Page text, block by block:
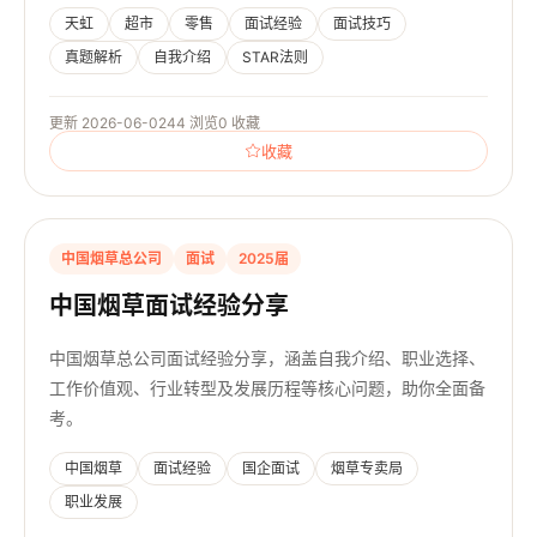
天虹 超市 零售 面试经验
面试技巧
真题解析
自我介绍 STAR法则
更新 2026-06-0244 浏览0 收藏
收藏
中国烟草总公司 面试 2025届
中国烟草面试经验分享
中国烟草总公司面试经验分享，涵盖自我介绍、职业选择、
工作价值观、行业转型及发展历程等核心问题，助你全面备
考。
中国烟草 面试经验 国企面试
烟草专卖局
职业发展